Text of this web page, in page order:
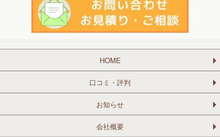
HOME
口コミ・評判
お知らせ
会社概要